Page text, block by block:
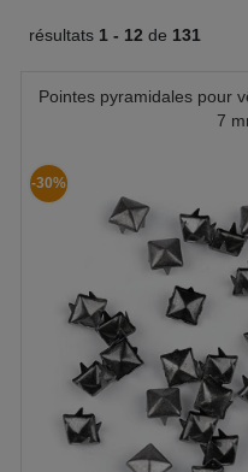
résultats 1 - 12 de 131
Pointes pyramidales pour
7
-30%